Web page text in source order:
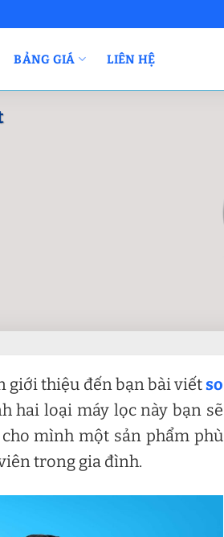
BẢNG GIÁ LIÊN HỆ
giới thiệu đến bạn bài viếtso
hai loại máy lọc này bạn sẽ
mình một sản phẩm phù
trong gia đình.